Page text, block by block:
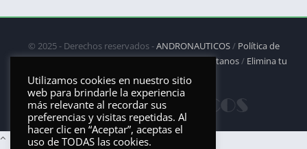
© 2025 - Derechos reservados -ANDRONAUTICOS/ Política de
privacidad/Política de Cookies/DMCA/Contáctanos/ Elimina tu
aplicación
Utilizamos cookies en nuestro sitio
web para brindarle la experiencia
más relevante al recordar sus
preferencias y visitas repetidas. Al
hacer clic en “Aceptar”, aceptas el
uso de TODAS las cookies.